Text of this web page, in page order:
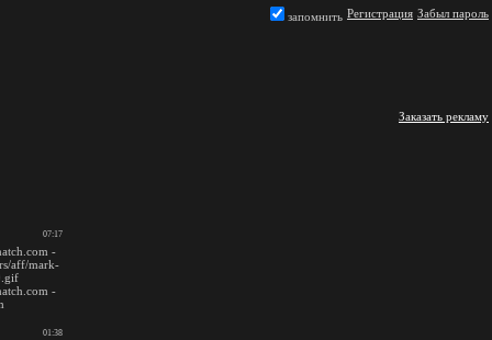
запомнить Регистрация Забыл пароль
Заказать рекламу